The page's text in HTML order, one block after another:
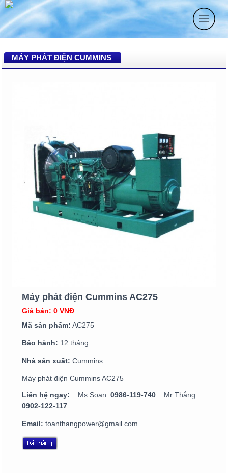
MÁY PHÁT ĐIỆN CUMMINS
Máy phát điện Cummins AC275
Giá bán: 0 VNĐ
Mã sản phẩm: AC275
Bảo hành: 12 tháng
Nhà sản xuất: Cummins
Máy phát điện Cummins AC275
Liên hệ ngay: Ms Soan: 0986-119-740 Mr Thắng:
0902-122-117
Email: toanthangpower@gmail.com